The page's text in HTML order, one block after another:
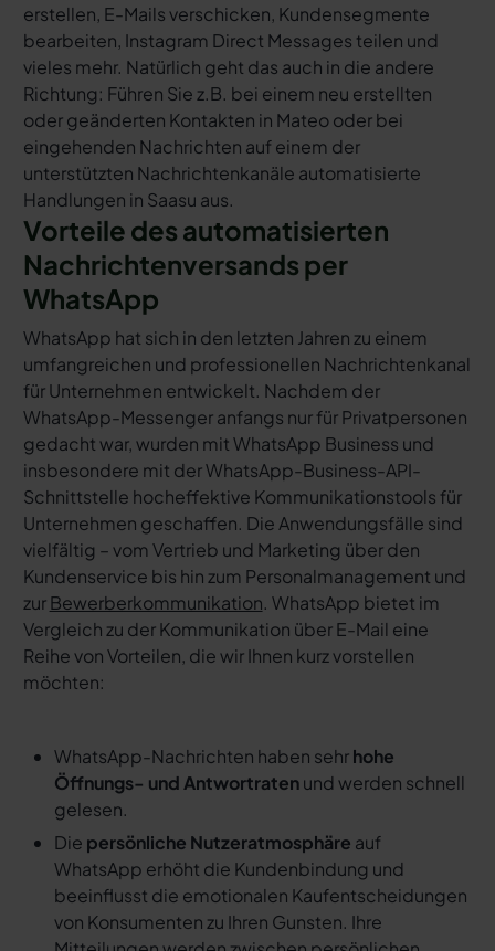
erstellen, E-Mails verschicken, Kundensegmente
bearbeiten, Instagram Direct Messages teilen und
vieles mehr. Natürlich geht das auch in die andere
Richtung: Führen Sie z.B. bei einem neu erstellten
oder geänderten Kontakten in Mateo oder bei
eingehenden Nachrichten auf einem der
unterstützten Nachrichtenkanäle automatisierte
Handlungen in Saasu aus.
Vorteile des automatisierten
Nachrichtenversands per
WhatsApp
WhatsApp hat sich in den letzten Jahren zu einem
umfangreichen und professionellen Nachrichtenkanal
für Unternehmen entwickelt. Nachdem der
WhatsApp-Messenger anfangs nur für Privatpersonen
gedacht war, wurden mit WhatsApp Business und
insbesondere mit der WhatsApp-Business-API-
Schnittstelle hocheffektive Kommunikationstools für
Unternehmen geschaffen. Die Anwendungsfälle sind
vielfältig – vom Vertrieb und Marketing über den
Kundenservice bis hin zum Personalmanagement und
zurBewerberkommunikation. WhatsApp bietet im
Vergleich zu der Kommunikation über E-Mail eine
Reihe von Vorteilen, die wir Ihnen kurz vorstellen
möchten:
WhatsApp-Nachrichten haben sehrhohe
Öffnungs- und Antwortratenund werden schnell
gelesen.
Die persönliche Nutzeratmosphäre auf
WhatsApp erhöht die Kundenbindung und
beeinflusst die emotionalen Kaufentscheidungen
von Konsumenten zu Ihren Gunsten. Ihre